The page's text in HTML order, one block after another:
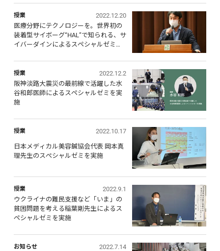
授業
2022.12.20
医療分野にテクノロジーを。世界初の
装着型サイボーグ“HAL”で知られる、サ
イバーダインによるスペシャルゼミを
授業
2022.12.2
阪神淡路大震災の最前線で活躍した水
谷和郎医師によるスペシャルゼミを実
施
授業 2022.10.17
日本メディカル美容鍼協会代表 岡本真
理先生のスぺシャルゼミを実施
授業
2022.9.1
ウクライナの難民支援など「いま」の
貧困問題を考える稲葉剛先生によるス
ペシャルゼミを実施
お知らせ
2022.7.14